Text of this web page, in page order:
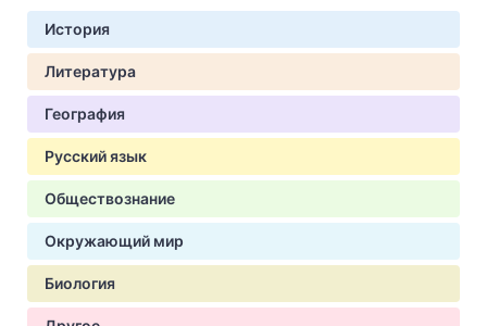
История
Литература
География
Русский язык
Обществознание
Окружающий мир
Биология